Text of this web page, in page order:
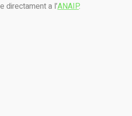
a l’ANAIP.